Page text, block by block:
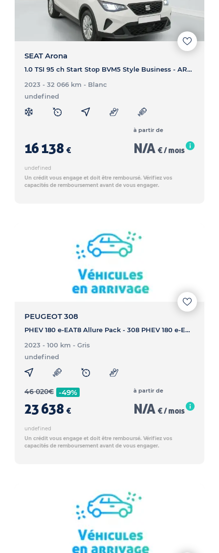
SEAT Arona
1.0 TSI 95 ch Start Stop BVM5 Style Business - ARONA 1.0 TSI 95 ch Start Stop BVM5 Style Business
2023 - 32 066 km - Blanc
undefined
16 138 €
à partir de
N/A € / mois
undefined
Un crédit vous engage et doit être remboursé. Vérifiez vos
capacités de remboursement avant de vous engager.
PEUGEOT 308
PHEV 180 e-EAT8 Allure Pack - 308 PHEV 180 e-EAT8 Allure Pack
2023 - 100 km - Gris
undefined
46 020€ -49%
23 638 €
à partir de
N/A € / mois
undefined
Un crédit vous engage et doit être remboursé. Vérifiez vos
capacités de remboursement avant de vous engager.